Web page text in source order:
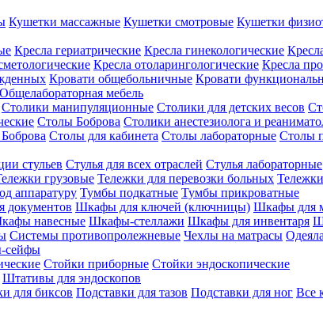
Кушетки массажные Кушетки смотровые Кушетки
Кресла гериатрические Кресла гинекологические
Кресла отоларингологические Кресла
Кровати общебольничные Кровати
Общелабораторная мебель
Столики манипуляционные Столики для детских весов
Столы Боброва Столики анестезиолога и
Столы для кабинета Столы лабораторные Столы
стульев Стулья для всех отраслей Стулья лабораторные
грузовые Тележки для перевозки больных
аппаратуру Тумбы подкатные Тумбы прикроватные
Шкафы для ключей (ключницы) Шкафы для
навесные Шкафы-стеллажи Шкафы для инвентаря
Системы противопролежневые Чехлы на матрасы
Стойки приборные Стойки эндоскопические
Штативы для эндоскопов
для биксов Подставки для тазов Подставки для ног Все